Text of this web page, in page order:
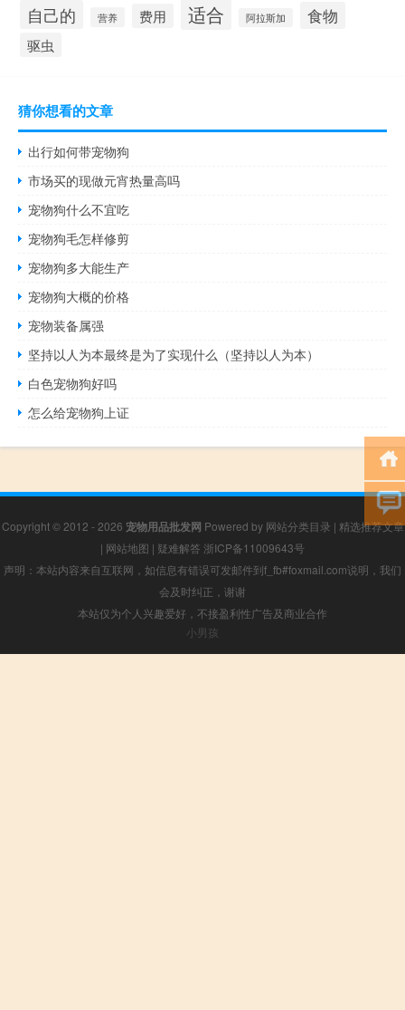
自己的 营养 费用 适合 阿拉斯加 食物
驱虫
猜你想看的文章
出行如何带宠物狗
市场买的现做元宵热量高吗
宠物狗什么不宜吃
宠物狗毛怎样修剪
宠物狗多大能生产
宠物狗大概的价格
宠物装备属强
坚持以人为本最终是为了实现什么（坚持以人为本）
白色宠物狗好吗
怎么给宠物狗上证
Copyright © 2012 - 2026 宠物用品批发网 Powered by 网站分类目录 | 精选推荐文章
| 网站地图 | 疑难解答 浙ICP备11009643号
声明：本站内容来自互联网，如信息有错误可发邮件到f_fb#foxmail.com说明，我们
会及时纠正，谢谢
本站仅为个人兴趣爱好，不接盈利性广告及商业合作
小男孩